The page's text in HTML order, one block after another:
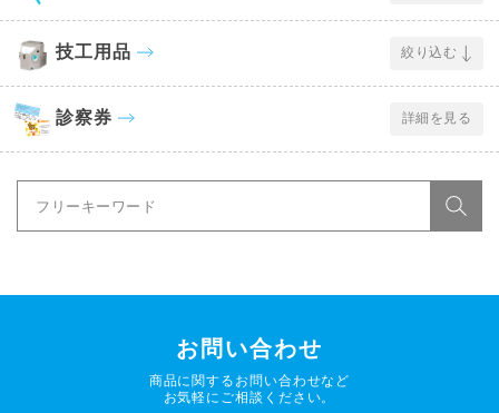
技工用品 絞り込む
診察券 詳細を見る
お問い合わせ
商品に関するお問い合わせなど
お気軽にご相談ください。